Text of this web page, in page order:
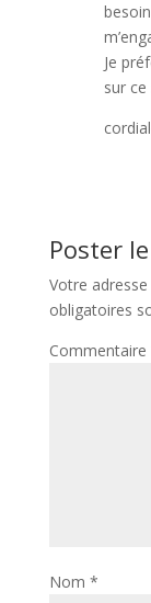
Je
sur ce
Poster
Votre
obligatoires
Commentaire
Nom *